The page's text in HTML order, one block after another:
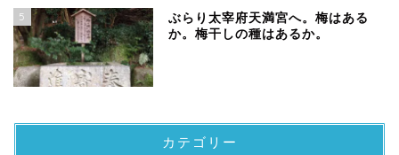
5
ぶらり太宰府天満宮へ。梅はある
か。梅干しの種はあるか。
カテゴリー